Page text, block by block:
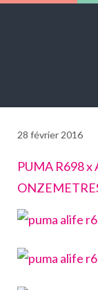
CONTACT
28 février 2016
PUMA R698 x